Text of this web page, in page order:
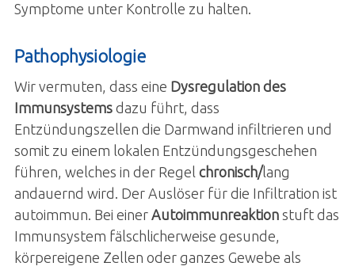
Symptome unter Kontrolle zu halten.
Pathophysiologie
Wir vermuten, dass eine Dysregulation des
Immunsystems dazu führt, dass
Entzündungszellen die Darmwand infiltrieren und
somit zu einem lokalen Entzündungsgeschehen
führen, welches in der Regel chronisch/lang
andauernd wird. Der Auslöser für die Infiltration ist
autoimmun. Bei einer Autoimmunreaktion stuft das
Immunsystem fälschlicherweise gesunde,
körpereigene Zellen oder ganzes Gewebe als